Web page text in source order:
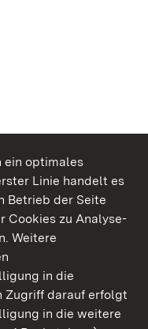
ein optimales
Linie handelt es
Betrieb der Seite
Cookies zu Analyse-
Weitere
in die
Zugriff darauf erfolgt
in die weitere
Württemberg